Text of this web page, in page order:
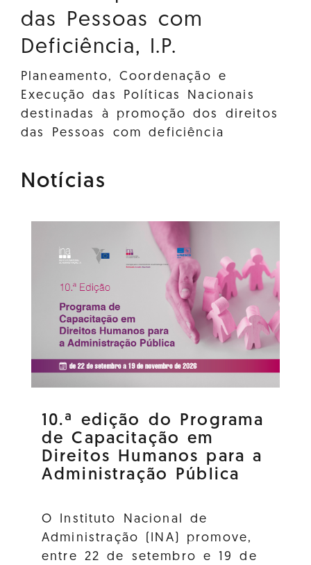
das Pessoas com
Deficiência, I.P.
Planeamento, Coordenação e
Execução das Políticas Nacionais
destinadas à promoção dos direitos
das Pessoas com deficiência
Notícias
10.ª edição do Programa
de Capacitação em
Direitos Humanos para a
Administração Pública
O Instituto Nacional de
Administração (INA) promove,
entre 22 de setembro e 19 de